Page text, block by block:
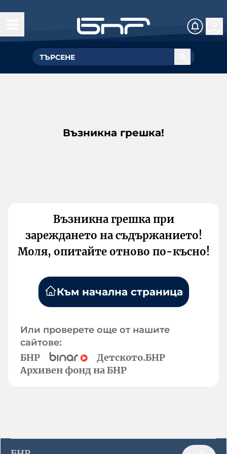
Възникна грешка!
Възникна грешка при
зареждането на съдържанието!
Моля, опитайте отново по-късно!
Към начална страница
Или проверете още от нашите
сайтове:
БНР
Детското.БНР
Архивен фонд на БНР